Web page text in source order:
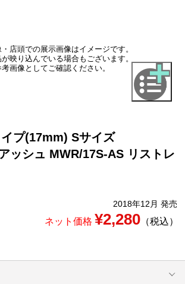
店頭での展示画像はイメージです。
映り込んでいる場合もございます。
考画像としてご確認ください。
プ(17mm) Sサイズ
ッシュ MWR/17S-AS リストレ
2018年12月 発売
ネット価格 ¥2,280（税込）